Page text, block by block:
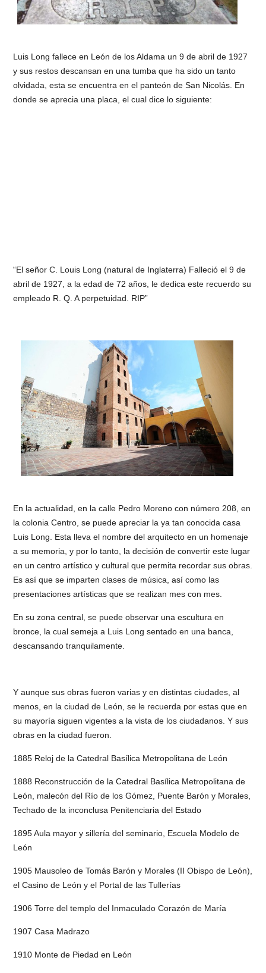
Luis Long fallece en León de los Aldama un 9 de abril de 1927
y sus restos descansan en una tumba que ha sido un tanto
olvidada, esta se encuentra en el panteón de San Nicolás. En
donde se aprecia una placa, el cual dice lo siguiente:
“El señor C. Louis Long (natural de Inglaterra) Falleció el 9 de
abril de 1927, a la edad de 72 años, le dedica este recuerdo su
empleado R. Q. A perpetuidad. RIP”
En la actualidad, en la calle Pedro Moreno con número 208, en
la colonia Centro, se puede apreciar la ya tan conocida casa
Luis Long. Esta lleva el nombre del arquitecto en un homenaje
a su memoria, y por lo tanto, la decisión de convertir este lugar
en un centro artístico y cultural que permita recordar sus obras.
Es así que se imparten clases de música, así como las
presentaciones artísticas que se realizan mes con mes.
En su zona central, se puede observar una escultura en
bronce, la cual semeja a Luis Long sentado en una banca,
descansando tranquilamente.
Y aunque sus obras fueron varias y en distintas ciudades, al
menos, en la ciudad de León, se le recuerda por estas que en
su mayoría siguen vigentes a la vista de los ciudadanos. Y sus
obras en la ciudad fueron.
1885 Reloj de la Catedral Basílica Metropolitana de León
1888 Reconstrucción de la Catedral Basílica Metropolitana de
León, malecón del Río de los Gómez, Puente Barón y Morales,
Techado de la inconclusa Penitenciaria del Estado
1895 Aula mayor y sillería del seminario, Escuela Modelo de
León
1905 Mausoleo de Tomás Barón y Morales (II Obispo de León),
el Casino de León y el Portal de las Tullerías
1906 Torre del templo del Inmaculado Corazón de María
1907 Casa Madrazo
1910 Monte de Piedad en León